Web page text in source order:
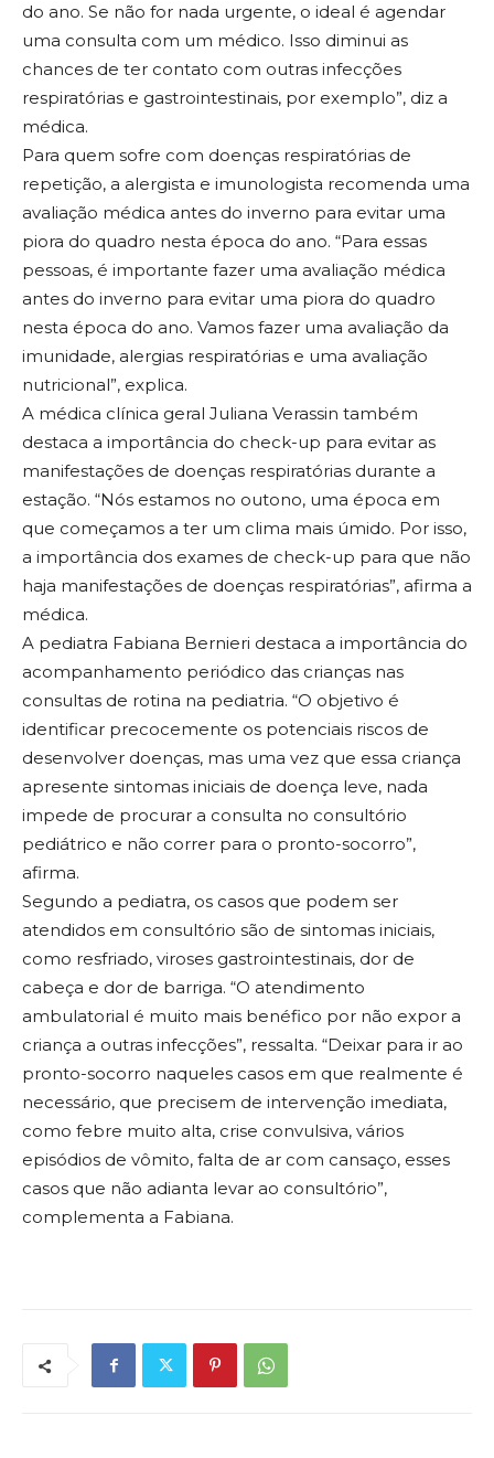
do ano. Se não for nada urgente, o ideal é agendar
uma consulta com um médico. Isso diminui as
chances de ter contato com outras infecções
respiratórias e gastrointestinais, por exemplo”, diz a
médica.
Para quem sofre com doenças respiratórias de
repetição, a alergista e imunologista recomenda uma
avaliação médica antes do inverno para evitar uma
piora do quadro nesta época do ano. “Para essas
pessoas, é importante fazer uma avaliação médica
antes do inverno para evitar uma piora do quadro
nesta época do ano. Vamos fazer uma avaliação da
imunidade, alergias respiratórias e uma avaliação
nutricional”, explica.
A médica clínica geral Juliana Verassin também
destaca a importância do check-up para evitar as
manifestações de doenças respiratórias durante a
estação. “Nós estamos no outono, uma época em
que começamos a ter um clima mais úmido. Por isso,
a importância dos exames de check-up para que não
haja manifestações de doenças respiratórias”, afirma a
médica.
A pediatra Fabiana Bernieri destaca a importância do
acompanhamento periódico das crianças nas
consultas de rotina na pediatria. “O objetivo é
identificar precocemente os potenciais riscos de
desenvolver doenças, mas uma vez que essa criança
apresente sintomas iniciais de doença leve, nada
impede de procurar a consulta no consultório
pediátrico e não correr para o pronto-socorro”,
afirma.
Segundo a pediatra, os casos que podem ser
atendidos em consultório são de sintomas iniciais,
como resfriado, viroses gastrointestinais, dor de
cabeça e dor de barriga. “O atendimento
ambulatorial é muito mais benéfico por não expor a
criança a outras infecções”, ressalta. “Deixar para ir ao
pronto-socorro naqueles casos em que realmente é
necessário, que precisem de intervenção imediata,
como febre muito alta, crise convulsiva, vários
episódios de vômito, falta de ar com cansaço, esses
casos que não adianta levar ao consultório”,
complementa a Fabiana.